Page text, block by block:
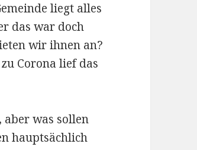
liegt alles
das war doch
wir ihnen an?
Corona lief das
aber was sollen
hauptsächlich